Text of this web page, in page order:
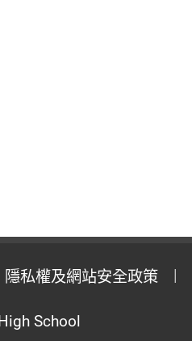
隱私權及網站安全政策
School